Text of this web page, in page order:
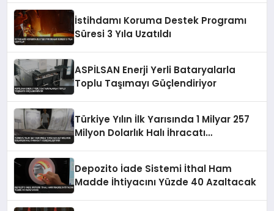
İstihdamı Koruma Destek Programı
Süresi 3 Yıla Uzatıldı
ASPİLSAN Enerji Yerli Bataryalarla
Toplu Taşımayı Güçlendiriyor
Türkiye Yılın İlk Yarısında 1 Milyar 257
Milyon Dolarlık Halı İhracatı
Depozito İade Sistemi İthal Ham
Madde İhtiyacını Yüzde 40 Azaltacak